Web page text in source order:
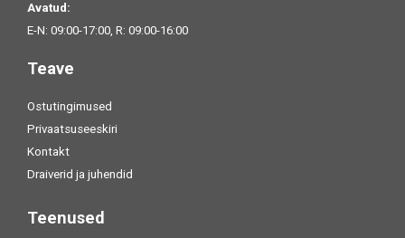
Avatud:
E-N: 09:00-17:00, R: 09:00-16:00
Teave
Ostutingimused
Privaatsuseeskiri
Kontakt
Draiverid ja juhendid
Teenused